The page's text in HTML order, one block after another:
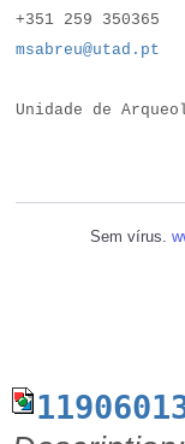
+351 259 350365
msabreu@utad.pt
Unidade de
Sem vírus.